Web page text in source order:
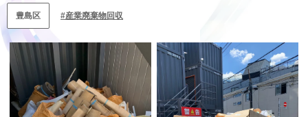
豊島区 産業廃棄物回収